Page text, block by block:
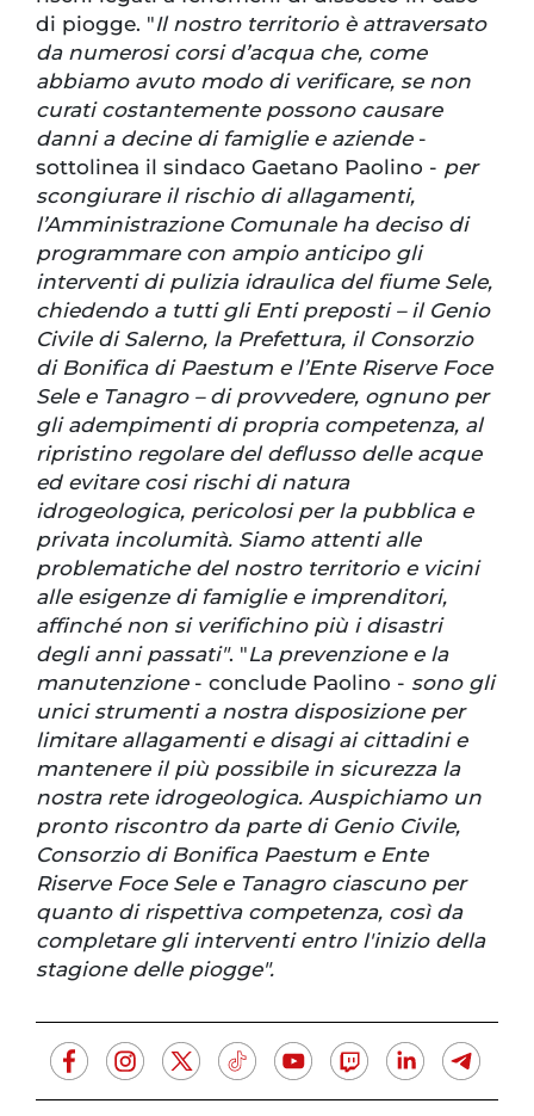
di piogge. "Il nostro territorio è attraversato
da numerosi corsi d’acqua che, come
abbiamo avuto modo di verificare, se non
curati costantemente possono causare
danni a decine di famiglie e aziende-
sottolinea il sindaco Gaetano Paolino - per
scongiurare il rischio di allagamenti,
l’Amministrazione Comunale ha deciso di
programmare con ampio anticipo gli
interventi di pulizia idraulica del fiume Sele,
chiedendo a tutti gli Enti preposti – il Genio
Civile di Salerno, la Prefettura, il Consorzio
di Bonifica di Paestum e l’Ente Riserve Foce
Sele e Tanagro – di provvedere, ognuno per
gli adempimenti di propria competenza, al
ripristino regolare del deflusso delle acque
ed evitare cosi rischi di natura
idrogeologica, pericolosi per la pubblica e
privata incolumità. Siamo attenti alle
problematiche del nostro territorio e vicini
alle esigenze di famiglie e imprenditori,
affinché non si verifichino più i disastri
degli anni passati". "La prevenzione e la
manutenzione- conclude Paolino - sono gli
unici strumenti a nostra disposizione per
limitare allagamenti e disagi ai cittadini e
mantenere il più possibile in sicurezza la
nostra rete idrogeologica. Auspichiamo un
pronto riscontro da parte di Genio Civile,
Consorzio di Bonifica Paestum e Ente
Riserve Foce Sele e Tanagro ciascuno per
quanto di rispettiva competenza, così da
completare gli interventi entro l'inizio della
stagione delle piogge".